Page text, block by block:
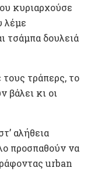
κυριαρχούσε
λέμε
τσάμπα δουλειά
τράπερς, το
βάλει κι οι
αλήθεια
προσπαθούν να
urban